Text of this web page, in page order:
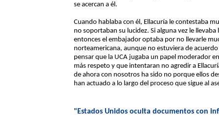
se acercan a él.
Cuando hablaba con él, Ellacuría le contestaba
no soportaban su lucidez. Si alguna vez le
entonces el embajador optaba por no llevarle
norteamericana, aunque no estuviera de
pensar que la UCA jugaba un papel moderador
más respeto y que intentaran no agredir a
de ahora con nosotros ha sido no porque ellos
han actuado a lo largo del proceso que sigue al
"Estados Unidos oculta documentos con